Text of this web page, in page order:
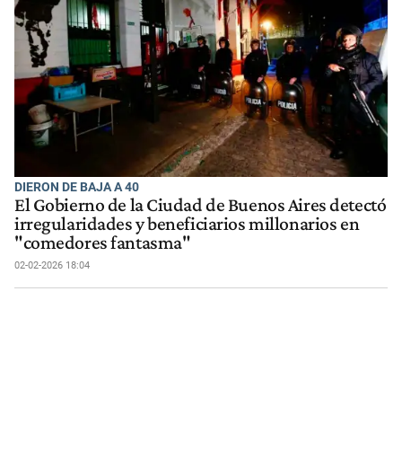
DIERON DE BAJA A 40
El Gobierno de la Ciudad de Buenos Aires detectó
irregularidades y beneficiarios millonarios en
"comedores fantasma"
02-02-2026 18:04